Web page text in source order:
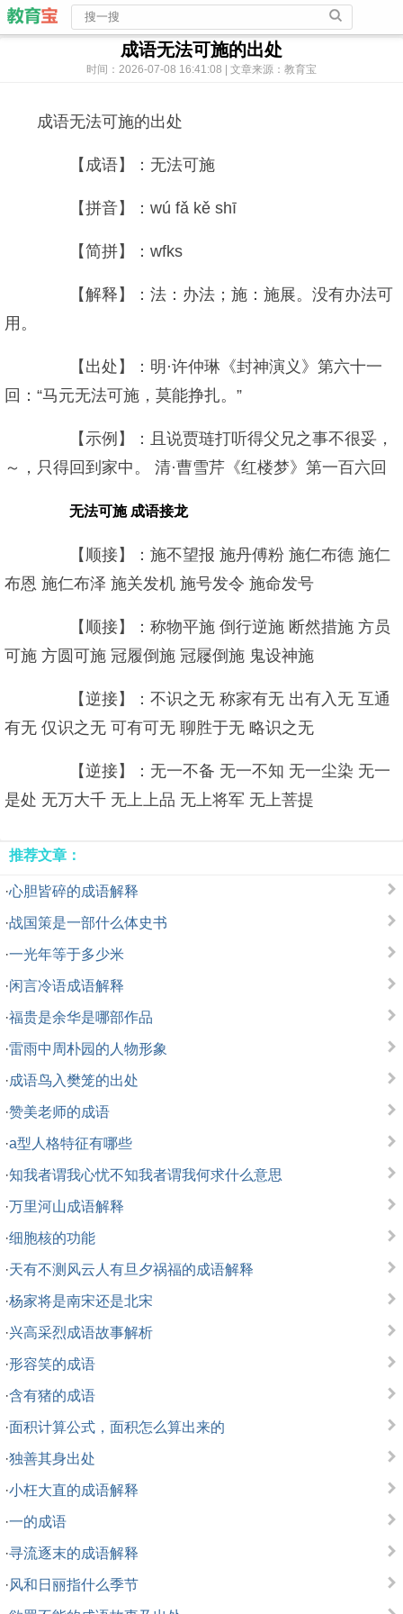
成语无法可施的出处
时间：2026-07-08 16:41:08 | 文章来源：教育宝
成语无法可施的出处
【成语】：无法可施
【拼音】：wú fǎ kě shī
【简拼】：wfks
【解释】：法：办法；施：施展。没有办法可
用。
【出处】：明·许仲琳《封神演义》第六十一
回：“马元无法可施，莫能挣扎。”
【示例】：且说贾琏打听得父兄之事不很妥，
～，只得回到家中。 清·曹雪芹《红楼梦》第一百六回
无法可施 成语接龙
【顺接】：施不望报 施丹傅粉 施仁布德 施仁
布恩 施仁布泽 施关发机 施号发令 施命发号
【顺接】：称物平施 倒行逆施 断然措施 方员
可施 方圆可施 冠履倒施 冠屦倒施 鬼设神施
【逆接】：不识之无 称家有无 出有入无 互通
有无 仅识之无 可有可无 聊胜于无 略识之无
【逆接】：无一不备 无一不知 无一尘染 无一
是处 无万大千 无上上品 无上将军 无上菩提
推荐文章：
·心胆皆碎的成语解释
·战国策是一部什么体史书
·一光年等于多少米
·闲言冷语成语解释
·福贵是余华是哪部作品
·雷雨中周朴园的人物形象
·成语鸟入樊笼的出处
·赞美老师的成语
·a型人格特征有哪些
·知我者谓我心忧不知我者谓我何求什么意思
·万里河山成语解释
·细胞核的功能
·天有不测风云人有旦夕祸福的成语解释
·杨家将是南宋还是北宋
·兴高采烈成语故事解析
·形容笑的成语
·含有猪的成语
·面积计算公式，面积怎么算出来的
·独善其身出处
·小枉大直的成语解释
·一的成语
·寻流逐末的成语解释
·风和日丽指什么季节